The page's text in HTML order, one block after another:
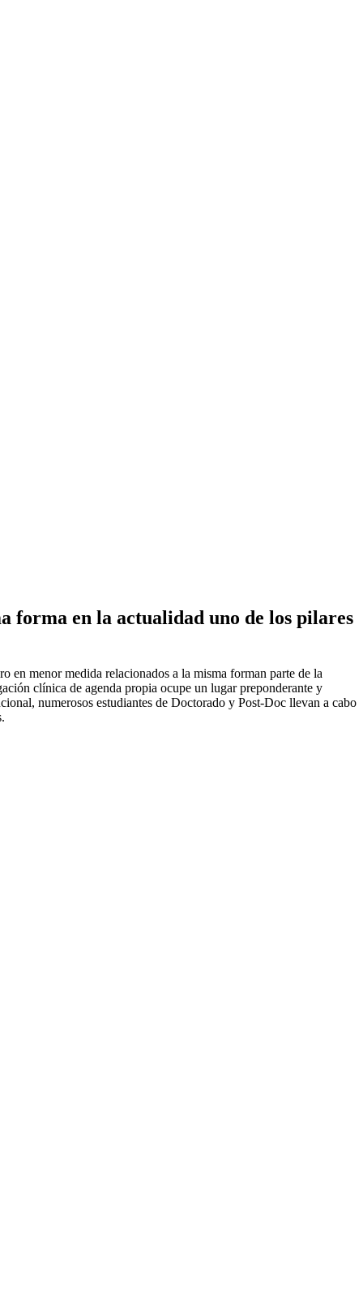
forma en la actualidad uno de los pilares
en menor medida relacionados a la misma forman parte de la
clínica de agenda propia ocupe un lugar preponderante y
numerosos estudiantes de Doctorado y Post-Doc llevan a cabo